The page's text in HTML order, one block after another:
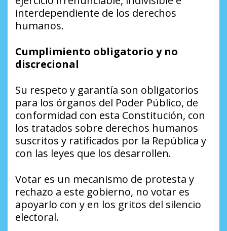
interdependiente de los derechos
humanos.
Cumplimiento obligatorio y no
discrecional
Su respeto y garantía son obligatorios
para los órganos del Poder Público, de
conformidad con esta Constitución, con
los tratados sobre derechos humanos
suscritos y ratificados por la República y
con las leyes que los desarrollen.
Votar es un mecanismo de protesta y
rechazo a este gobierno, no votar es
apoyarlo con y en los gritos del silencio
electoral.